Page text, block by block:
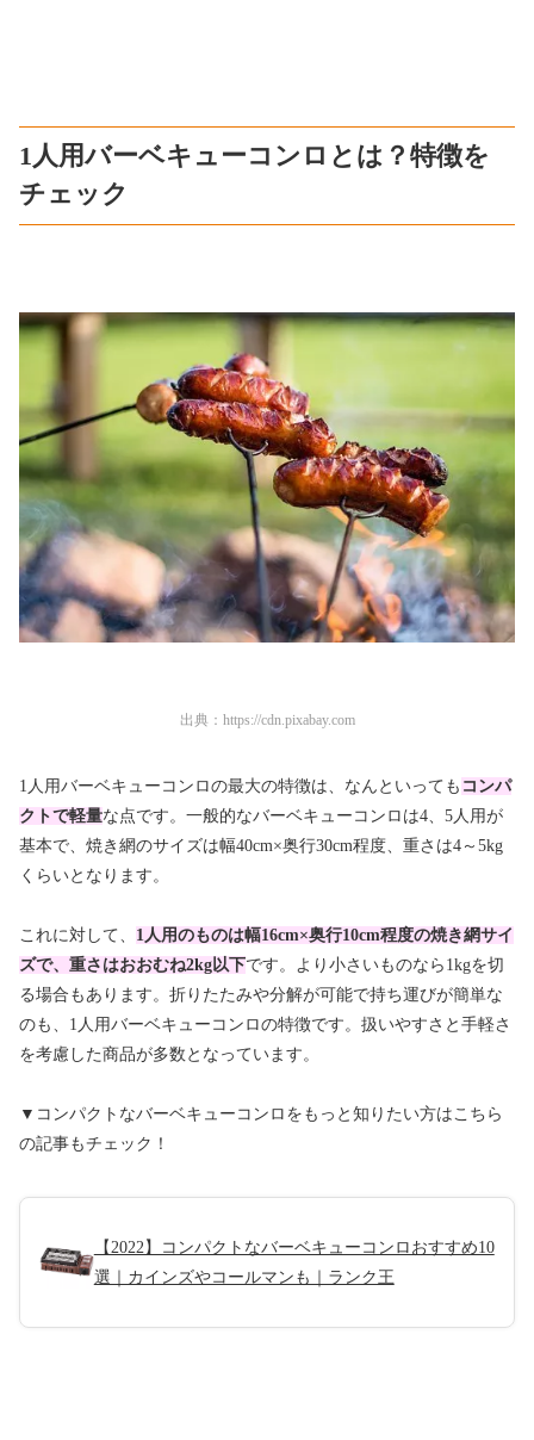
1人用バーベキューコンロとは？特徴を
チェック
出典： https://cdn.pixabay.com
1人用バーベキューコンロの最大の特徴は、なんといっても コンパ
クトで軽量な点です。一般的なバーベキューコンロは4、5人用が
基本で、焼き網のサイズは幅40cm×奥行30cm程度、重さは4～5kg
くらいとなります。
これに対して、 1人用のものは幅16cm×奥行10cm程度の焼き網サイ
ズで、重さはおおむね2kg以下です。より小さいものなら1kgを切
る場合もあります。折りたたみや分解が可能で持ち運びが簡単な
のも、1人用バーベキューコンロの特徴です。扱いやすさと手軽さ
を考慮した商品が多数となっています。
▼コンパクトなバーベキューコンロをもっと知りたい方はこちら
の記事もチェック！
【2022】コンパクトなバーベキューコンロおすすめ10
選｜カインズやコールマンも｜ランク王